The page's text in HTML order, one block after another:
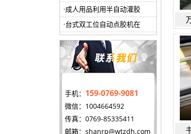
成人用品利用半自动灌胶
台式双工位自动点胶机在
手机： 159-0769-9081
微信：1004664592
传真：0769-85335411
邮箱： shanrp@wtzdh.com